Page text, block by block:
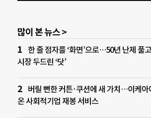
많이 본 뉴스 >
한 줄 점자를 ‘화면’으로…50년 난제 풀
시장 두드린 ‘닷’
버릴 뻔한 커튼·쿠션에 새 가치…이케아
온 사회적기업 재봉 서비스